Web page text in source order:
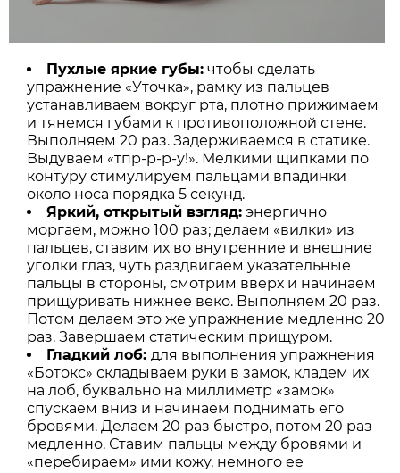
Пухлые яркие губы: чтобы сделать
упражнение «Уточка», рамку из пальцев
устанавливаем вокруг рта, плотно прижимаем
и тянемся губами к противоположной стене.
Выполняем 20 раз. Задерживаемся в статике.
Выдуваем «тпр-р-р-у!». Мелкими щипками по
контуру стимулируем пальцами впадинки
около носа порядка 5 секунд.
Яркий, открытый взгляд: энергично
моргаем, можно 100 раз; делаем «вилки» из
пальцев, ставим их во внутренние и внешние
уголки глаз, чуть раздвигаем указательные
пальцы в стороны, смотрим вверх и начинаем
прищуривать нижнее веко. Выполняем 20 раз.
Потом делаем это же упражнение медленно 20
раз. Завершаем статическим прищуром.
Гладкий лоб:для выполнения упражнения
«Ботокс» складываем руки в замок, кладем их
на лоб, буквально на миллиметр «замок»
спускаем вниз и начинаем поднимать его
бровями. Делаем 20 раз быстро, потом 20 раз
медленно. Ставим пальцы между бровями и
«перебираем» ими кожу, немного ее